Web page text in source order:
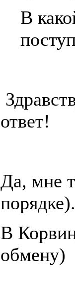
В
ответ!
Да, мне
порядке).
В
обмену)